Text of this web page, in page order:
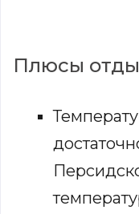
Плюсы